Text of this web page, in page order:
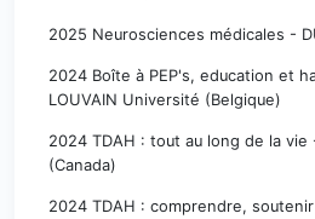
2025 Neurosciences médicales -
2024 Boîte à PEP's, education et
LOUVAIN Université (Belgique)
2024 TDAH : tout au long de la vie
(Canada)
2024 TDAH : comprendre,